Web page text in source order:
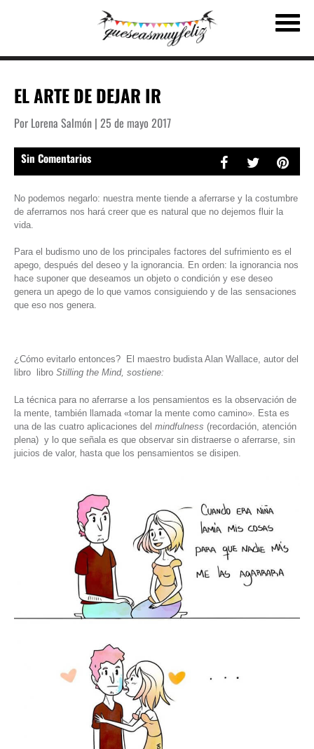
EL ARTE DE DEJAR IR
Por Lorena Salmón | 25 de mayo 2017
Sin Comentarios
No podemos negarlo: nuestra mente tiende a aferrarse y la costumbre
de aferrarnos nos hará creer que es natural que no dejemos fluir la
vida.
Para el budismo uno de los principales factores del sufrimiento es el
apego, después del deseo y la ignorancia. En orden: la ignorancia nos
hace suponer que deseamos un objeto o condición y ese deseo
genera un apego de lo que vamos consiguiendo y de las sensaciones
que eso nos genera.
¿Cómo evitarlo entonces? El maestro budista Alan Wallace, autor del
libro libro Stilling the Mind, sostiene:
La técnica para no aferrarse a los pensamientos es la observación de
la mente, también llamada «tomar la mente como camino». Esta es
una de las cuatro aplicaciones del mindfulness (recordación, atención
plena) y lo que señala es que observar sin distraerse o aferrarse, sin
juicios de valor, hasta que los pensamientos se disipen.